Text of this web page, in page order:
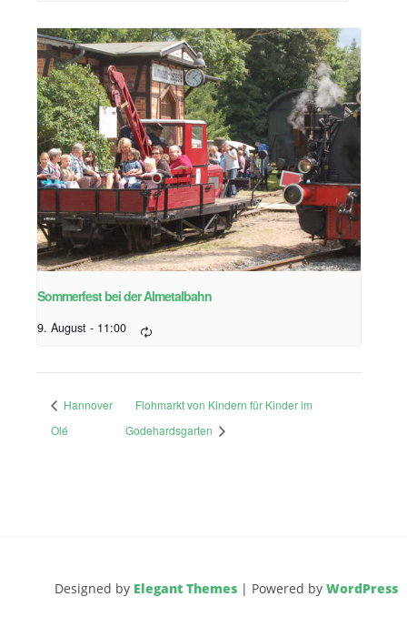
Sommerfest bei der Almetalbahn
9. August - 11:00
Hannover
Olé
Flohmarkt von Kindern für Kinder im
Godehardsgarten
Designed by Elegant Themes | Powered by WordPress